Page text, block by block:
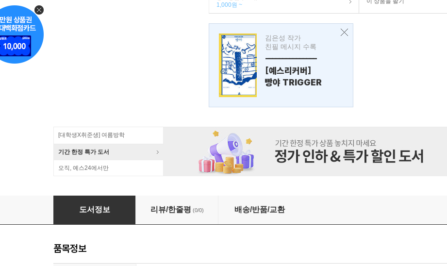
1,000원 ~
김은성 작가
친필 메시지 수록
---------------
[예스리커버]
빵야 TRIGGER
[대학생X취준생] 여름방학
기간 한정 특가 도서
오직, 예스24에서만
스마트 폰 웹 개발
도서정보 리뷰/한줄평 (0/0) 배송/반품/교환
품목정보